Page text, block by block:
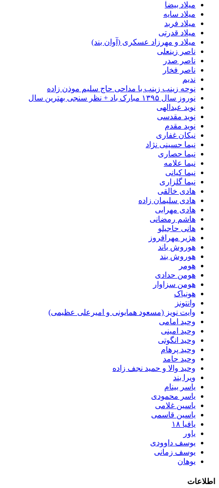
میلاد بیضا
میلاد سایه
میلاد فربد
​میلاد قدرتی
میلاد و مهرزاد عسکری (آوان بند)
ناصر زینعلی
ناصر صدر
ناصر فخار
ندیم
نوحه زینب زینب با مداحی حاج سلیم موذن زاده
نوروز سال ۱۳۹۵ مبارک باد + نظر سنجی بهترین سال
نوید عبدالهی
نوید مقدسی
نوید مقدم
نیکان غفاری
نیما حسینی نژاد
نیما حصاری
نیما علامه
نیما کیانی
نیما گلزاری
هادی خالقی
هادی سلیمان زاده
هادی مهرابی
هاشم رمضانی
هانی حاجیلو
هژیر مهرافروز
هوروش باند
هوروش بند
هومر
هومن حدادی
هومن سزاوار
هونیاک
وانتونز
وایت نویز (مسعود همایونی و امیرعلی عظیمی)
وحید امامی
وحید امینی
وحید انگوتی
وحید پرهام
وحید حامد
وحید والا و حمید نجف زاده
ویرا بند
یاسر بینام
یاسر محمودی
یاسین غلامی
یاسین قاسمی
یافیا ۱۸
یاور
یوسف داوودی
یوسف زمانی
یوهان
اطلاعات